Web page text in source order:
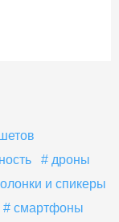
дроны
и спикеры
смартфоны